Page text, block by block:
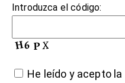
Introduzca el código:
He leído y acepto la